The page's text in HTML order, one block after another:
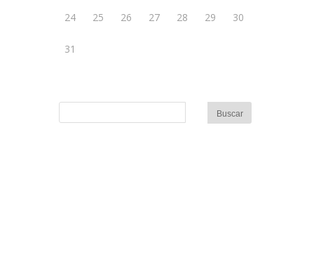
24 25 26 27 28 29 30
31